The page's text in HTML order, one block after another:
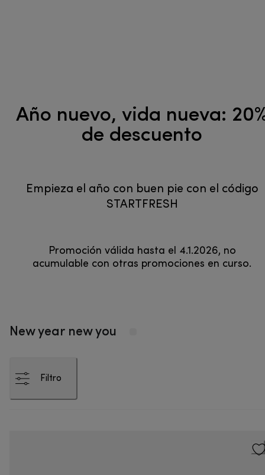
Año nuevo, vida nueva:
de descuento
Empieza el año con buen pie con el código
STARTFRESH
Promoción válida hasta el 4.1.2026, no
acumulable con otras promociones en curso.
New year new you
Filtro